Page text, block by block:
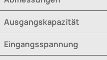
Ausgangskapazität
Eingangsspannung